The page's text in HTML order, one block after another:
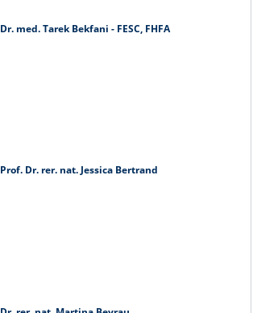
Dr. med. Tarek Bekfani - FESC, FHFA
Prof. Dr. rer. nat. Jessica Bertrand